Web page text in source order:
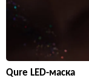
Qure LED-маска